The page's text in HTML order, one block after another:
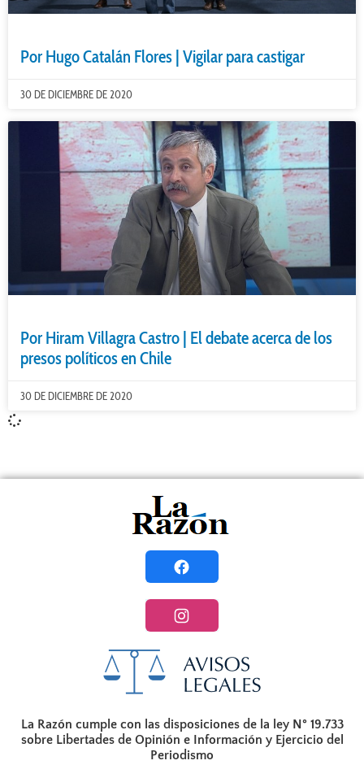
Por Hugo Catalán Flores | Vigilar para castigar
30 DE DICIEMBRE DE 2020
Por Hiram Villagra Castro | El debate acerca de los
presos políticos en Chile
30 DE DICIEMBRE DE 2020
La Razón cumple con las disposiciones de la ley N° 19.733
sobre Libertades de Opinión e Información y Ejercicio del
Periodismo